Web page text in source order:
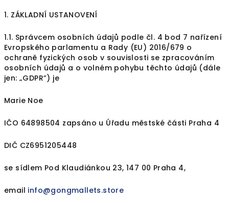
1. ZÁKLADNÍ USTANOVENÍ
1.1. Správcem osobních údajů podle čl. 4 bod 7 nařízení
Evropského parlamentu a Rady (EU) 2016/679 o
ochraně fyzických osob v souvislosti se zpracováním
osobních údajů a o volném pohybu těchto údajů (dále
jen: „GDPR”) je
Marie Noe
IČO 64898504 zapsáno u Úřadu městské části Praha 4
DIČ CZ6951205448
se sídlem Pod Klaudiánkou 23, 147 00 Praha 4,
email info@gongmallets.store